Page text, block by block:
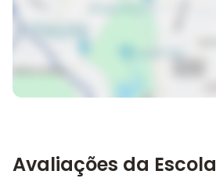
Avaliações da Escola